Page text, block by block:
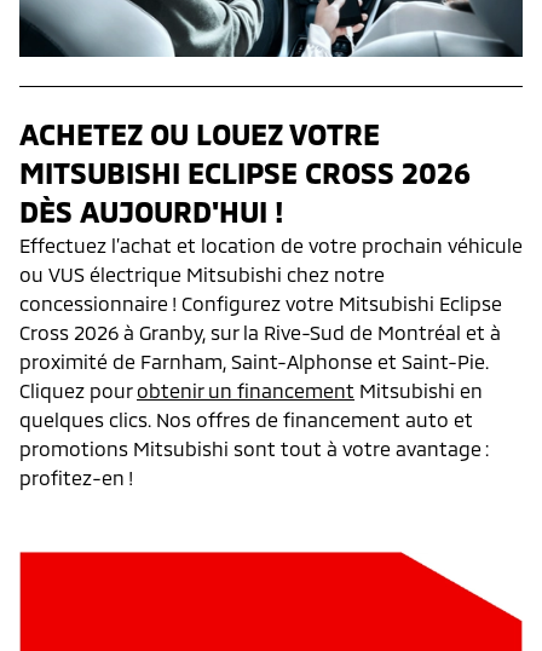
ACHETEZ OU LOUEZ VOTRE
MITSUBISHI ECLIPSE CROSS 2026
DÈS AUJOURD'HUI !
Effectuez l’achat et location de votre prochain véhicule
ou VUS électrique Mitsubishi chez notre
concessionnaire ! Configurez votre Mitsubishi Eclipse
Cross 2026 à Granby, sur la Rive-Sud de Montréal et à
proximité de Farnham, Saint-Alphonse et Saint-Pie.
Cliquez pourobtenir un financement Mitsubishi en
quelques clics. Nos offres de financement auto et
promotions Mitsubishi sont tout à votre avantage :
profitez-en !